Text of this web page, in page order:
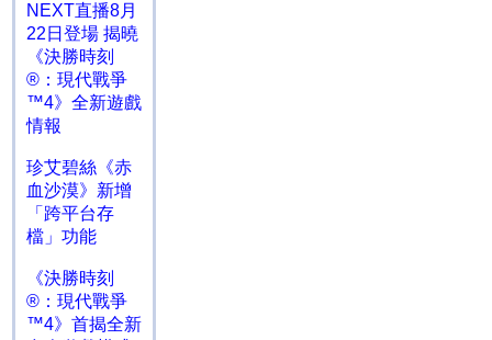
NEXT直播8月
22日登場 揭曉
《決勝時刻
®：現代戰爭
™4》全新遊戲
情報
珍艾碧絲《赤
血沙漠》新增
「跨平台存
檔」功能
《決勝時刻
®：現代戰爭
™4》首揭全新